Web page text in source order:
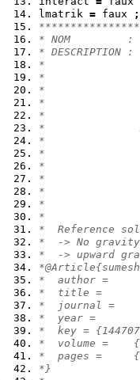
lmatrik = faux
;
* NOM         :
*
*               la
*
*
*
*
*               A
*
*               1)
*
*               2)
*
*
*
*  Reference
*  -> No
*  -> upward
*  author =
*  title =
*  journal =
*  year =
*  key =
*  volume =
*  pages =
*}